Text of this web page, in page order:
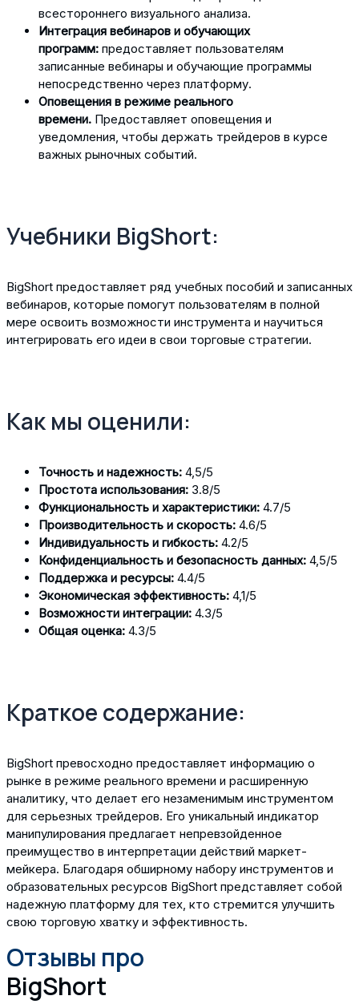
всестороннего визуального анализа.
Интеграция вебинаров и обучающих
программ: предоставляет пользователям
записанные вебинары и обучающие программы
непосредственно через платформу.
Оповещения в режиме реального
времени. Предоставляет оповещения и
уведомления, чтобы держать трейдеров в курсе
важных рыночных событий.
Учебники BigShort:
BigShort предоставляет ряд учебных пособий и записанных
вебинаров, которые помогут пользователям в полной
мере освоить возможности инструмента и научиться
интегрировать его идеи в свои торговые стратегии.
Как мы оценили:
Точность и надежность: 4,5/5
Простота использования: 3.8/5
Функциональность и характеристики: 4.7/5
Производительность и скорость: 4.6/5
Индивидуальность и гибкость: 4.2/5
Конфиденциальность и безопасность данных: 4,5/5
Поддержка и ресурсы: 4.4/5
Экономическая эффективность: 4,1/5
Возможности интеграции: 4.3/5
Общая оценка: 4.3/5
Краткое содержание:
BigShort превосходно предоставляет информацию о
рынке в режиме реального времени и расширенную
аналитику, что делает его незаменимым инструментом
для серьезных трейдеров. Его уникальный индикатор
манипулирования предлагает непревзойденное
преимущество в интерпретации действий маркет-
мейкера. Благодаря обширному набору инструментов и
образовательных ресурсов BigShort представляет собой
надежную платформу для тех, кто стремится улучшить
свою торговую хватку и эффективность.
Отзывы про
BigShort